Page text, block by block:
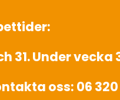
Under vecka
oss: 06